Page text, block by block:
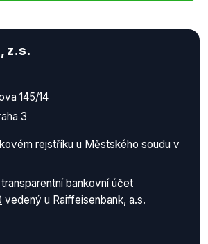
z.s.
145/14
3
rejstříku u Městského soudu v
transparentní bankovní účet
vedený u Raiffeisenbank, a.s.